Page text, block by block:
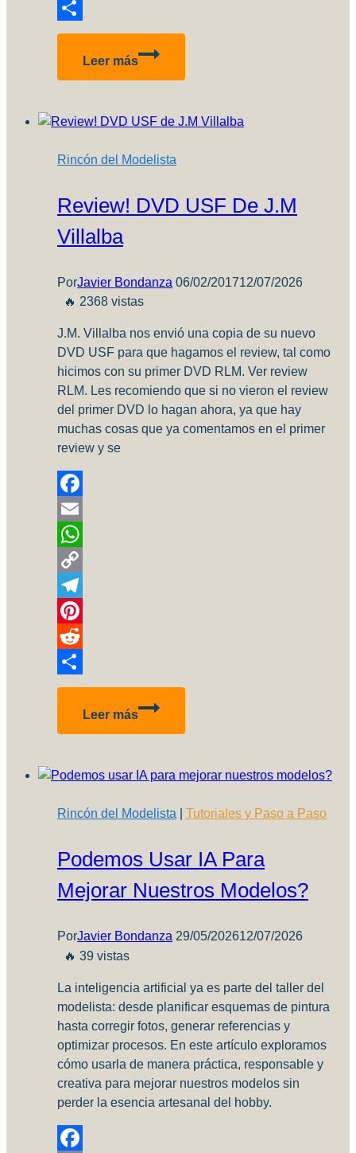
Reddit
Compartir
Leer más
P-
Primer
del
Rincón del Modelista
Review! DVD USF De J.M
Villalba
PorJavier Bondanza 06/02/201712/07/2026
🔥 2368 vistas
J.M. Villalba nos envió una copia de su nuevo
DVD USF para que hagamos el review, tal como
hicimos con su primer DVD RLM. Ver review
RLM. Les recomiendo que si no vieron el review
del primer DVD lo hagan ahora, ya que hay
muchas cosas que ya comentamos en el primer
review y se
Facebook
Email
WhatsApp
Copy
Link
Telegram
Pinterest
Reddit
Compartir
Leer más
Review!
J.M
Rincón del Modelista
Tutoriales y Paso a Paso
Podemos Usar IA Para
Mejorar Nuestros Modelos?
PorJavier Bondanza 29/05/202612/07/2026
🔥 39 vistas
La inteligencia artificial ya es parte del taller del
modelista: desde planificar esquemas de pintura
hasta corregir fotos, generar referencias y
optimizar procesos. En este artículo exploramos
cómo usarla de manera práctica, responsable y
creativa para mejorar nuestros modelos sin
perder la esencia artesanal del hobby.